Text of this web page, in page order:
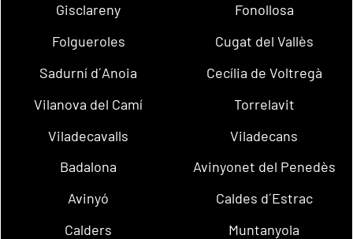
Gisclareny
Fonollosa
Folgueroles
Cugat del Vallès
Sadurní d´Anoia
Cecília de Voltregà
Vilanova del Camí
Torrelavit
Viladecavalls
Viladecans
Badalona
Avinyonet del Penedès
Avinyó
Caldes d´Estrac
Calders
Muntanyola